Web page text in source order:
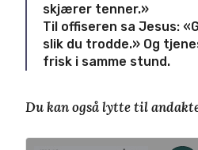
skjærer tenner.»
Til offiseren sa Jesus:
slik du trodde.» Og
frisk i samme stund.
Du kan også lytte til